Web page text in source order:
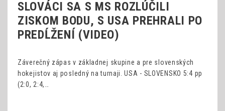
SLOVÁCI SA S MS ROZLÚČILI
ZISKOM BODU, S USA PREHRALI PO
PREDĹŽENÍ (VIDEO)
Záverečný zápas v základnej skupine a pre slovenských
hokejistov aj posledný na turnaji. USA - SLOVENSKO 5:4 pp
(2:0, 2:4,…